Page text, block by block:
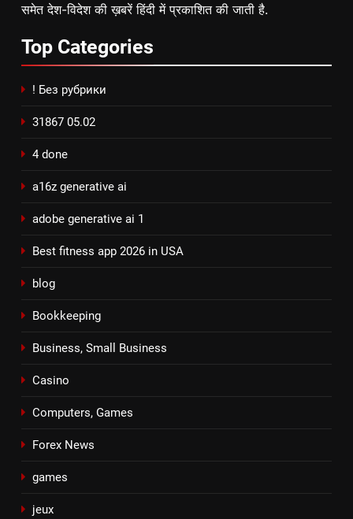
समेत देश-विदेश की ख़बरें हिंदी में प्रकाशित की जाती है.
Top Categories
! Без рубрики
31867 05.02
4 done
a16z generative ai
adobe generative ai 1
Best fitness app 2026 in USA
blog
Bookkeeping
Business, Small Business
Casino
Computers, Games
Forex News
games
jeux